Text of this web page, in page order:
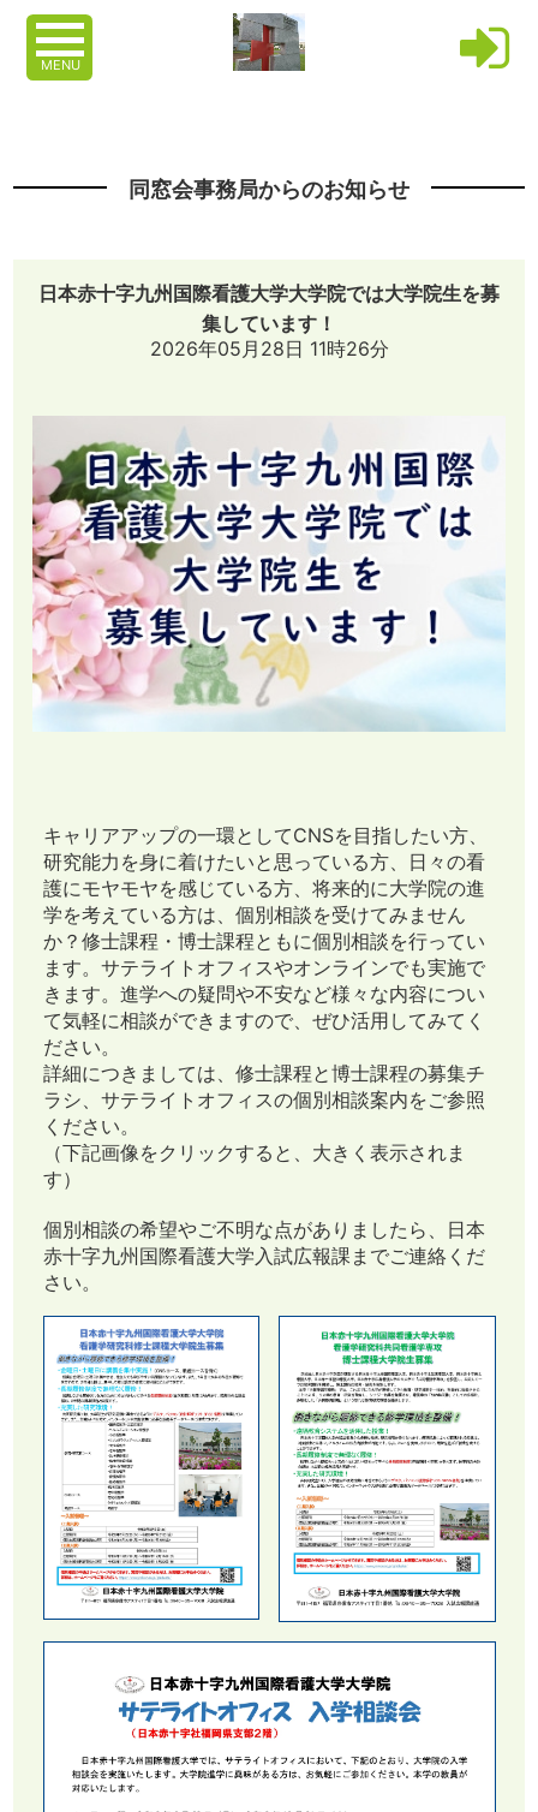
MENU
同窓会事務局からのお知らせ
日本赤十字九州国際看護大学大学院では大学院生を募
集しています！
2026年05月28日 11時26分
キャリアアップの一環としてCNSを目指したい方、
研究能力を身に着けたいと思っている方、日々の看
護にモヤモヤを感じている方、将来的に大学院の進
学を考えている方は、個別相談を受けてみません
か？修士課程・博士課程ともに個別相談を行ってい
ます。サテライトオフィスやオンラインでも実施で
きます。進学への疑問や不安など様々な内容につい
て気軽に相談ができますので、ぜひ活用してみてく
ださい。
詳細につきましては、修士課程と博士課程の募集チ
ラシ、サテライトオフィスの個別相談案内をご参照
ください。
（下記画像をクリックすると、大きく表示されま
す）
個別相談の希望やご不明な点がありましたら、日本
赤十字九州国際看護大学入試広報課までご連絡くだ
さい。